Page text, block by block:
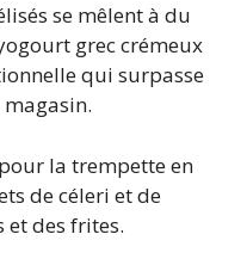
se mêlent à du
grec crémeux
qui surpasse
la trempette en
de céleri et de
et des frites.